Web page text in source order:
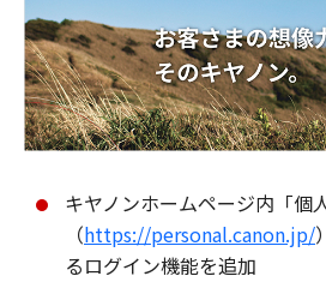
キヤノンホームページ内「個
（https://personal.canon.jp/
るログイン機能を追加